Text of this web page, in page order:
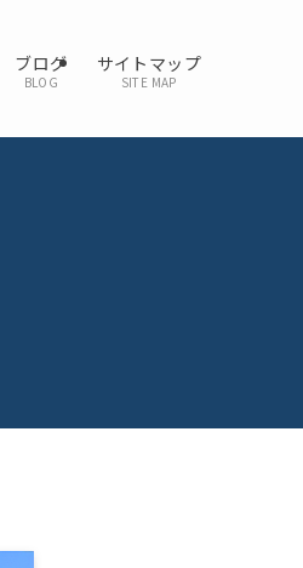
ブログ
BLOG
サイトマップ
SITE MAP